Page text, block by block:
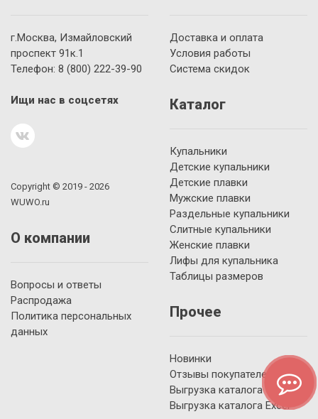
г.Москва, Измайловский
проспект 91к.1
Телефон: 8 (800) 222-39-90
Ищи нас в соцсетях
Copyright © 2019 - 2026
WUWO.ru
О компании
Вопросы и ответы
Распродажа
Политика персональных
данных
Доставка и оплата
Условия работы
Система скидок
Каталог
Купальники
Детские купальники
Детские плавки
Мужские плавки
Раздельные купальники
Слитные купальники
Женские плавки
Лифы для купальника
Таблицы размеров
Прочее
Новинки
Отзывы покупателей
Выгрузка каталога YML
Выгрузка каталога Excel